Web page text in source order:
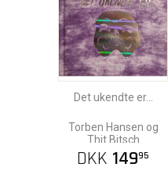
Det ukendte er...
Torben Hansen og
Thit Bitsch
DKK 14995